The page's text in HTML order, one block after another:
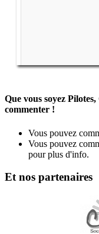
Que vous soyez
commenter !
Vous pouvez
Vous pouvez
pour plus d'info.
Et nos partenaires